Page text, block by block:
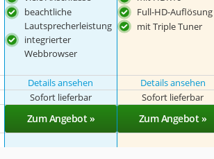
beachtliche
Lautsprecherleistung
integrierter
Webbrowser
Full-HD-Auflösung
mit Triple Tuner
Details ansehen Details ansehen
Sofort lieferbar Sofort lieferbar
Zum Angebot » Zum Angebot »